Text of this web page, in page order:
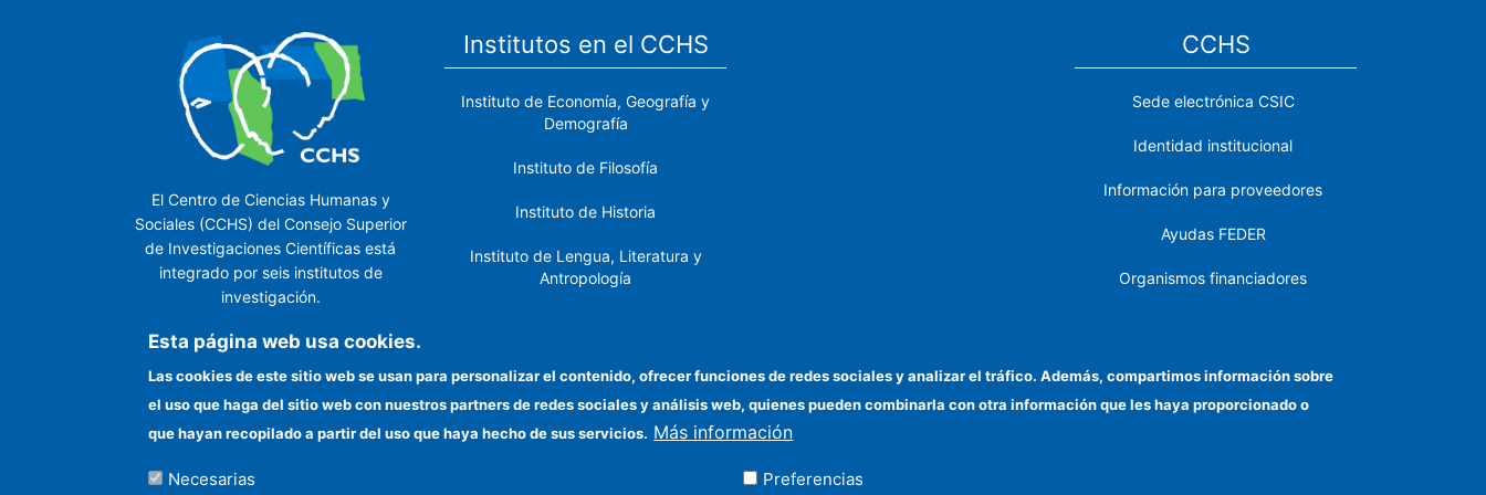
El Centro de Ciencias Humanas y
Sociales (CCHS) del Consejo Superior
de Investigaciones Científicas está
integrado por seis institutos de
investigación.
Institutos en el CCHS
Instituto de Economía, Geografía y
Demografía
Instituto de Filosofía
Instituto de Historia
Instituto de Lengua, Literatura y
Antropología
Próximo
Instituto de Políticas y Bienes
Públicos
CCHS
Sede electrónica CSIC
Identidad institucional
Información para proveedores
Ayudas FEDER
Organismos financiadores
Cómo llegar
Esta página web usa cookies.
Las cookies de este sitio web se usan para personalizar el contenido, ofrecer funciones de redes sociales y analizar el tráfico. Además, compartimos información sobre
el uso que haga del sitio web con nuestros partners de redes sociales y análisis web, quienes pueden combinarla con otra información que les haya proporcionado o
que hayan recopilado a partir del uso que haya hecho de sus servicios. Más información
Necesarias Preferencias